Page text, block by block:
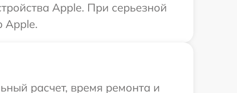
Apple. При серьезной
Apple.
расчет, время ремонта и